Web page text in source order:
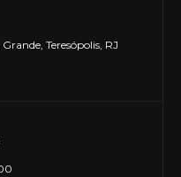
Teresópolis, RJ